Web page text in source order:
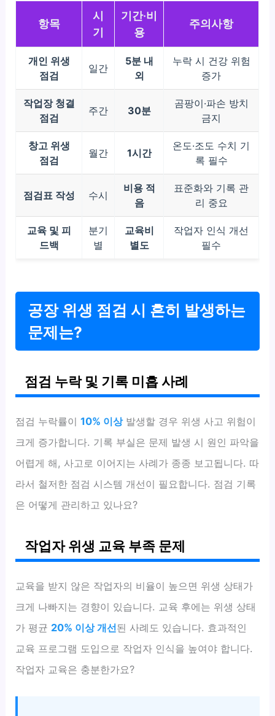
항목
시
기
기간·비
용
주의사항
개인 위생
점검
일간
5분 내
외
누락 시 건강 위험
증가
작업장 청결
점검
주간 30분
곰팡이·파손 방치
금지
창고 위생
점검
월간 1시간
온도·조도 수치 기
록 필수
점검표 작성 수시
비용 적
음
표준화와 기록 관
리 중요
교육 및 피
드백
분기
별
교육비
별도
작업자 인식 개선
필수
공장 위생 점검 시 흔히 발생하는
문제는?
점검 누락 및 기록 미흡 사례
점검 누락률이10% 이상발생할 경우 위생 사고 위험이
크게 증가합니다. 기록 부실은 문제 발생 시 원인 파악을
어렵게 해, 사고로 이어지는 사례가 종종 보고됩니다. 따
라서 철저한 점검 시스템 개선이 필요합니다. 점검 기록
은 어떻게 관리하고 있나요?
작업자 위생 교육 부족 문제
교육을 받지 않은 작업자의 비율이 높으면 위생 상태가
크게 나빠지는 경향이 있습니다. 교육 후에는 위생 상태
가 평균 20% 이상 개선된 사례도 있습니다. 효과적인
교육 프로그램 도입으로 작업자 인식을 높여야 합니다.
작업자 교육은 충분한가요?